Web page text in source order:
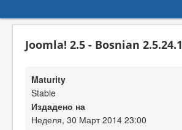
Joomla! 2.5 - Bosnian 2.5.24.1
Maturity
Stable
Издадено на
Неделя, 30 Март 2014 23:00